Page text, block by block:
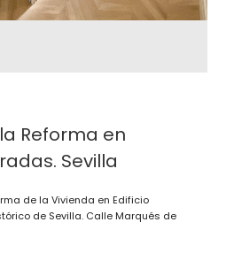
Reforma en
Sevilla
de la Vivienda en Edificio
de Sevilla. Calle Marqués de